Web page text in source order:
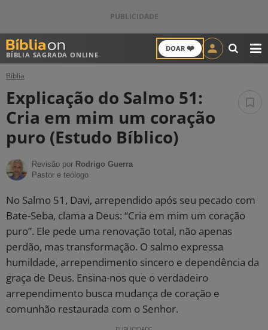
BÍBLIA SAGRADA ONLINE
DOAR ❤️
ANTIGO TESTAMENTO
NOVO TESTAMENTO
VERSÍCULOS
VERSÍCULO DO DIA
PALAVRA DO DIA
SALMO DO DIA
DEVOCIONAL DIÁRIO
10 MANDAMENTOS
Bíblia
Explicação do Salmo 51:
Cria em mim um coração
puro (Estudo Bíblico)
Revisão por Rodrigo Guerra
Pastor e teólogo
No Salmo 51, Davi, arrependido após seu pecado com
Bate-Seba, clama a Deus: “Cria em mim um coração
puro”. Ele pede uma renovação total, não apenas
perdão, mas transformação. O salmo expressa
humildade, arrependimento sincero e dependência da
graça de Deus. Ensina-nos que o verdadeiro
arrependimento busca mudança de coração e
comunhão restaurada com o Senhor.